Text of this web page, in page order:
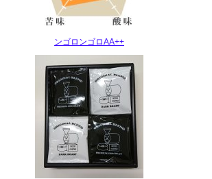
ンゴロンゴロAA++